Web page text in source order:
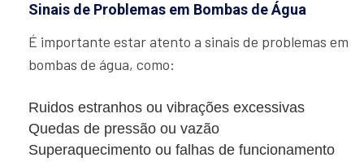
Sinais de Problemas em Bombas de Água
É importante estar atento a sinais de problemas em
bombas de água, como:
Ruidos estranhos ou vibrações excessivas
Quedas de pressão ou vazão
Superaquecimento ou falhas de funcionamento